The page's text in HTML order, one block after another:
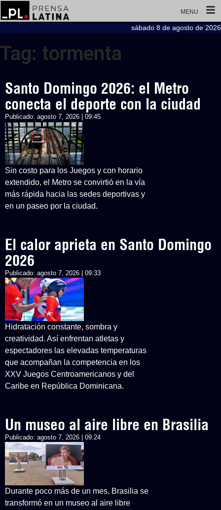
MENU
sábado 8 de agosto de 2026
Tag: tormenta
Santo Domingo 2026: el Metro
conecta el deporte con la ciudad
Publicado: agosto 7, 2026 | 09:45
Sin costo para los Juegos y con horario
extendido, el Metro se convirtió en la vía
más rápida hacia las sedes deportivas y
en un paseo por la ciudad.
El calor aprieta en Santo Domingo
2026
Publicado: agosto 7, 2026 | 09:33
Hidratación constante, sombra y
creatividad. Así enfrentan atletas y
espectadores las elevadas temperaturas
que acompañan la competencia en los
XXV Juegos Centroamericanos y del
Caribe en República Dominicana.
Un museo al aire libre en Brasilia
Publicado: agosto 7, 2026 | 09:24
Durante poco más de un mes, Brasilia se
transformó en un museo al aire libre